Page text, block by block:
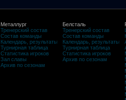
Металлург
Тренерский состав
Состав команды
Календарь, результаты
Турнирная таблица
Статистика игроков
Зал славы
Архив по сезонам
Белсталь
Тренерский состав
Состав команды
Календарь, результаты
Турнирная таблица
Статистика игроков
Архив по сезонам